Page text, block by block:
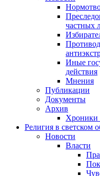
частных
Иные
действия
Мнения
Публикации
Документы
Архив
Хроники
Религия в светском
Новости
Власти